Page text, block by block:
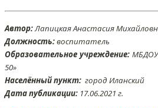
Автор:Лапицкая Анастасия
Должность:воспитатель
Образовательное учреждение:МБДОУ
50»
Населённый пункт: город Иланский
Дата публикации: 17.06.2021 г.